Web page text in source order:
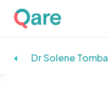
Dr Solene Tomba